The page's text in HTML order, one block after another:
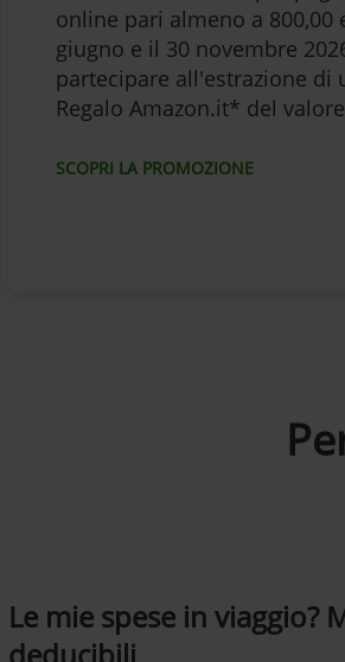
online pari almeno a 800,00
giugno e il 30 novembre
partecipare all'estrazione di
Regalo Amazon.it* del
SCOPRI LA PROMOZIONE
Le mie spese in viaggio?